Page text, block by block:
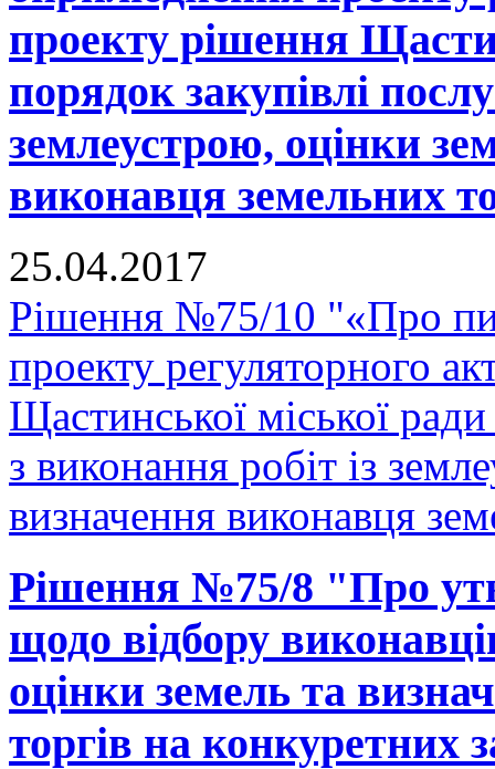
проекту рішення
порядок закупівлі
землеустрою, оцінки
виконавця земельних
25.04.2017
Рішення №75/10 "«Про
проекту регуляторного
Щастинської міської
з виконання робіт із
визначення виконавця
Рішення №75/8 "Про
щодо відбору
оцінки земель та
торгів на конкуретних